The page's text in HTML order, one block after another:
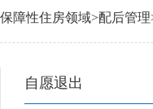
保障性住房领域>配后管理
自愿退出